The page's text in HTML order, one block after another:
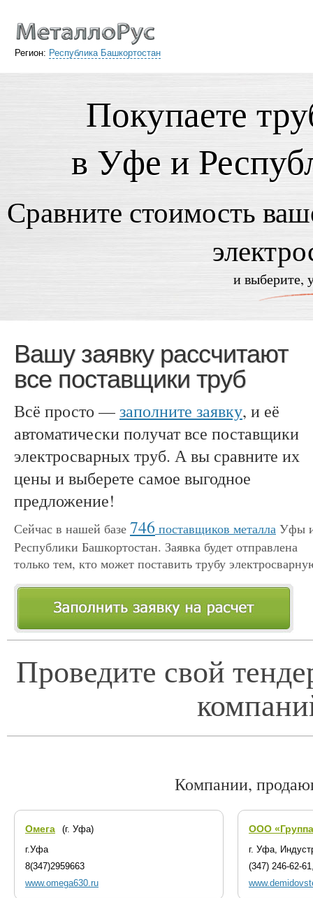
Регион: Республика Башкортостан
Покупаете
в Уфе и
Сравните стоимость
и выберите,
Вашу заявку рассчитают
все поставщики труб
Всё просто —заполните заявку, и её
автоматически получат все поставщики
электросварных труб. А вы сравните их
цены и выберете самое выгодное
предложение!
Сейчас в нашей базе 746 поставщиков металла Уфы
Республики Башкортостан. Заявка будет отправлена
только тем, кто может поставить трубу
Проведите свой
Компании,
Омега
(г. Уфа)
г.Уфа
8(347)2959663
www.omega630.ru
ООО
г. Уфа,
(347) 246-62-